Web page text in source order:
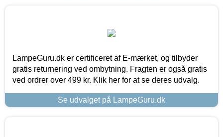
LampeGuru.dk er certificeret af E-mærket, og tilbyder
gratis returnering ved ombytning. Fragten er også gratis
ved ordrer over 499 kr. Klik her for at se deres udvalg.
Se udvalget på LampeGuru.dk